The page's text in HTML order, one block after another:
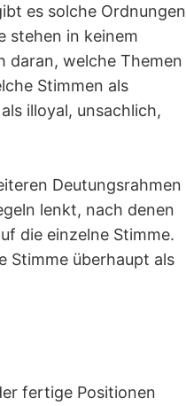
es solche Ordnungen
stehen in keinem
daran, welche Themen
Stimmen als
illoyal, unsachlich,
Deutungsrahmen
lenkt, nach denen
die einzelne Stimme.
Stimme überhaupt als
fertige Positionen